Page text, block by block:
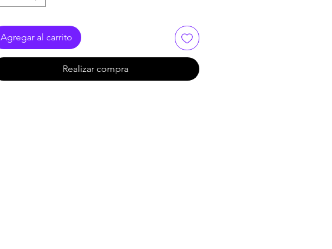
Agregar al carrito
Realizar compra